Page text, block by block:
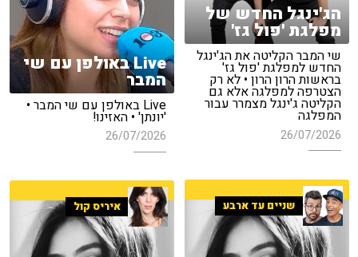
הג'ינגל החדש של
מפלגת 'פול גז'
שי המבר הקליטה את הג'ינגל
החדש למפלגת 'פול גז'
בראשות הרון הרון • לא רק
הצטרפה למפלגה אלא גם
הקליטה ג'ינגל מצמרר עבור
המפלגה
26/07/2026
Live באולפן עם שי
המבר
Live באולפן עם שי המבר •
'יונתן' • האזינו!
26/07/2026
שניים עד ארבע איריס קול